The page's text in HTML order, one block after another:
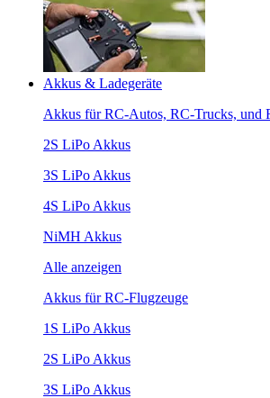
Akkus & Ladegeräte
Akkus für RC-Autos, RC-Trucks, und
2S LiPo Akkus
3S LiPo Akkus
4S LiPo Akkus
NiMH Akkus
Alle anzeigen
Akkus für RC-Flugzeuge
1S LiPo Akkus
2S LiPo Akkus
3S LiPo Akkus